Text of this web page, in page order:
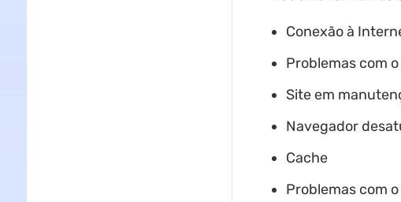
Conexão à
Problemas com
Site em
Navegador
Cache
Problemas com